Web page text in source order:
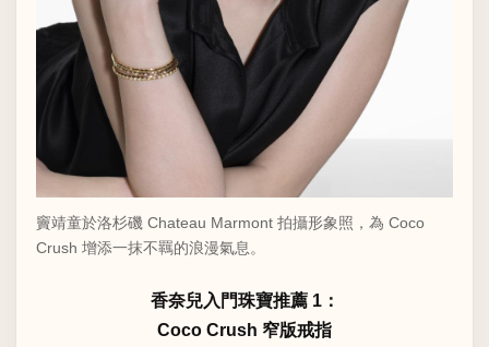
竇靖童於洛杉磯 Chateau Marmont 拍攝形象照，為 Coco
Crush 增添一抹不羈的浪漫氣息。
香奈兒入門珠寶推薦 1：
Coco Crush 窄版戒指